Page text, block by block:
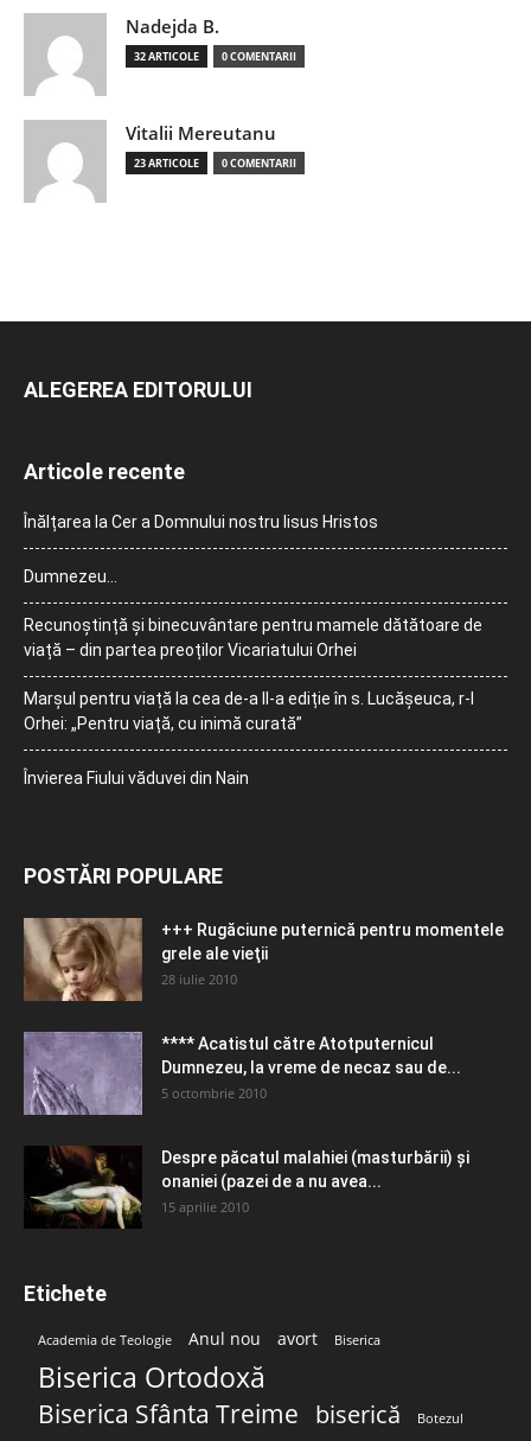
Nadejda B.
32 ARTICOLE 0 COMENTARII
Vitalii Mereutanu
23 ARTICOLE 0 COMENTARII
ALEGEREA EDITORULUI
Articole recente
Înălțarea la Cer a Domnului nostru Iisus Hristos
Dumnezeu…
Recunoștință și binecuvântare pentru mamele dătătoare de
viață – din partea preoților Vicariatului Orhei
Marșul pentru viață la cea de-a II-a ediție în s. Lucășeuca, r-l
Orhei: „Pentru viață, cu inimă curată”
Învierea Fiului văduvei din Nain
POSTĂRI POPULARE
+++ Rugăciune puternică pentru momentele
grele ale vieţii
28 iulie 2010
**** Acatistul către Atotputernicul
Dumnezeu, la vreme de necaz sau de...
5 octombrie 2010
Despre păcatul malahiei (masturbării) şi
onaniei (pazei de a nu avea...
15 aprilie 2010
Etichete
Academia de Teologie Anul nou avort Biserica
Biserica Ortodoxă
Biserica Sfânta Treime biserică Botezul